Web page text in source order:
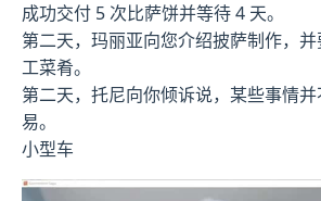
成功交付 5 次比萨饼并等待 4 天。
第二天，玛丽亚向您介绍披萨制作，
工菜肴。
第二天，托尼向你倾诉说，某些事情
易。
小型车